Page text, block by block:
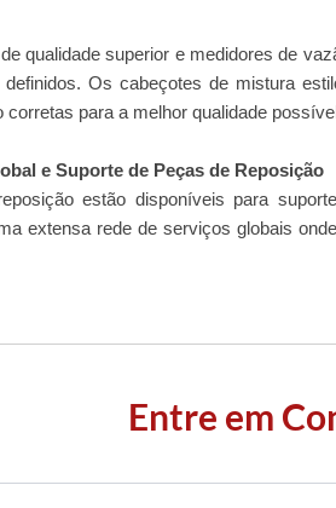
qualidade superior e medidores de
Os cabeçotes de mistura
corretas para a melhor qualidade
e Suporte de Peças de Reposição
estão disponíveis para
extensa rede de serviços globais
Entre em